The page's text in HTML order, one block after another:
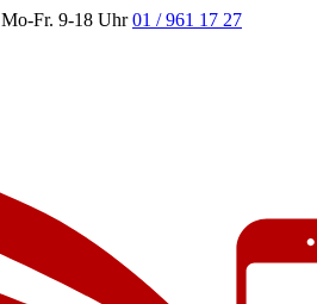
Mo-Fr. 9-18 Uhr 01 / 961 17 27